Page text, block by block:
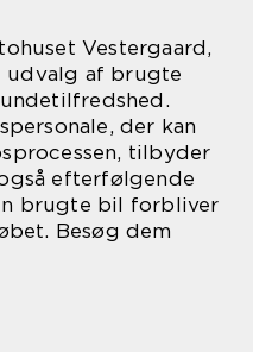
Vestergaard,
af brugte
der kan
tilbyder
efterfølgende
brugte bil forbliver
Besøg dem